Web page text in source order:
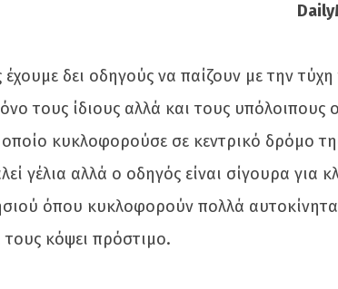
έχουμε δει οδηγούς να παίζουν με την
τους ίδιους αλλά και τους
οποίο κυκλοφορούσε σε κεντρικό δρόμο
γέλια αλλά ο οδηγός είναι σίγουρα για
όπου κυκλοφορούν πολλά αυτοκίνητα
τους κόψει πρόστιμο.